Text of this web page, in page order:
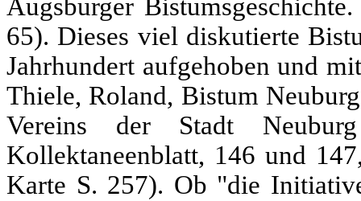
Augsburger
65). Dieses viel diskutierte
Jahrhundert aufgehoben und
Thiele, Roland, Bistum
Vereins der Stadt
Kollektaneenblatt, 146 und
Karte S. 257). Ob "die